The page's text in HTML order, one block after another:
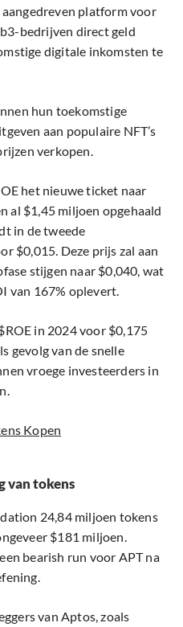
platform voor
bedrijven direct geld
digitale inkomsten te
hun toekomstige
aan populaire NFT’s
verkopen.
het nieuwe ticket naar
al $1,45 miljoen opgehaald
in de tweede
$0,015. Deze prijs zal aan
stijgen naar $0,040, wat
van 167% oplevert.
in 2024 voor $0,175
gevolg van de snelle
vroege investeerders in
Kopen
van tokens
24,84 miljoen tokens
$181 miljoen.
bearish run voor APT na
van Aptos, zoals